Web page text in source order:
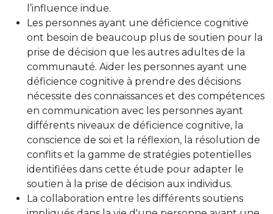
l’influence indue.
Les personnes ayant une déficience cognitive
ont besoin de beaucoup plus de soutien pour la
prise de décision que les autres adultes de la
communauté. Aider les personnes ayant une
déficience cognitive à prendre des décisions
nécessite des connaissances et des compétences
en communication avec les personnes ayant
différents niveaux de déficience cognitive, la
conscience de soi et la réflexion, la résolution de
conflits et la gamme de stratégies potentielles
identifiées dans cette étude pour adapter le
soutien à la prise de décision aux individus.
La collaboration entre les différents soutiens